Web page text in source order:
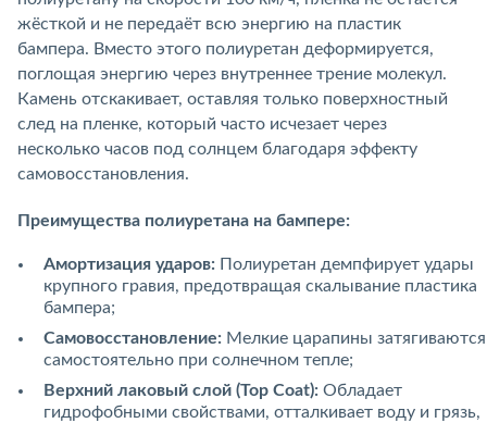
жёсткой и не передаёт всю энергию на пластик
бампера. Вместо этого полиуретан деформируется,
поглощая энергию через внутреннее трение молекул.
Камень отскакивает, оставляя только поверхностный
след на пленке, который часто исчезает через
несколько часов под солнцем благодаря эффекту
самовосстановления.
Преимущества полиуретана на бампере:
Амортизация ударов: Полиуретан демпфирует удары
крупного гравия, предотвращая скалывание пластика
бампера;
Самовосстановление: Мелкие царапины затягиваются
самостоятельно при солнечном тепле;
Верхний лаковый слой (Top Coat): Обладает
гидрофобными свойствами, отталкивает воду и грязь,